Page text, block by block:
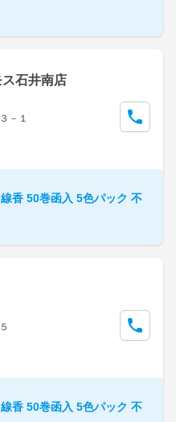
ス石井南店
－１
香 50巻函入 5色パック 不
香 50巻函入 5色パック 不